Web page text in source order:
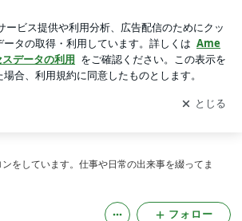
ドして ブログの更新通知
を受け取りまし
開く
をしています。仕事や日常の出来事を綴ってま
フォロー